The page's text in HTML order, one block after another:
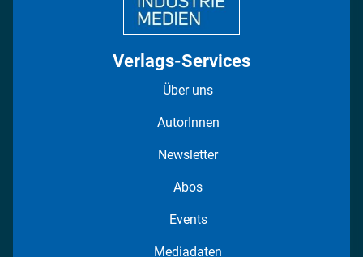
Verlags-Services
Über uns
AutorInnen
Newsletter
Abos
Events
Mediadaten